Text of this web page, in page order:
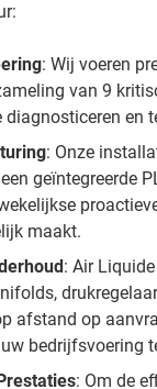
: Wij voeren
van 9
diagnosticeren en
: Onze
geïntegreerde
maakt.
: Air
afstand op
bedrijfsvoering
: Om de